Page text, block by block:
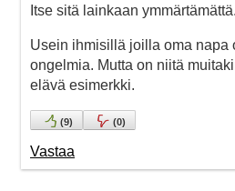
Itse sitä lainkaan ymmärtämättä.
Usein ihmisillä joilla oma napa
ongelmia. Mutta on niitä
elävä esimerkki.
(9) (0)
Vastaa